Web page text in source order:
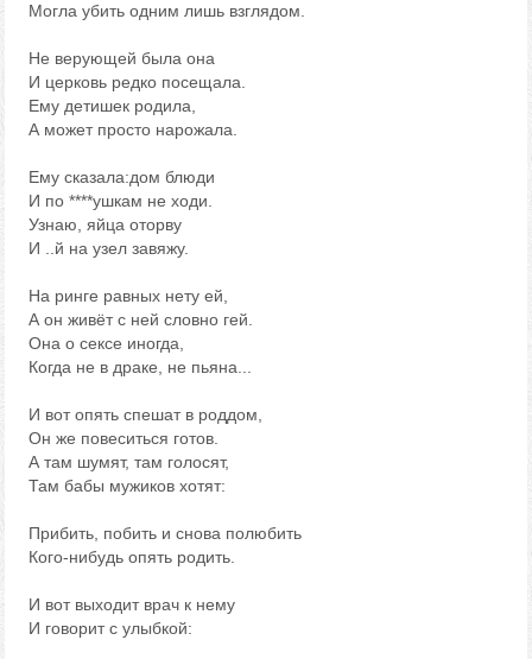
Могла убить одним лишь взглядом.
Не верующей была она
И церковь редко посещала.
Ему детишек родила,
А может просто нарожала.
Ему сказала:дом блюди
И по ****ушкам не ходи.
Узнаю, яйца оторву
И ..й на узел завяжу.
На ринге равных нету ей,
А он живёт с ней словно гей.
Она о сексе иногда,
Когда не в драке, не пьяна...
И вот опять спешат в роддом,
Он же повеситься готов.
А там шумят, там голосят,
Там бабы мужиков хотят:
Прибить, побить и снова полюбить
Кого-нибудь опять родить.
И вот выходит врач к нему
И говорит с улыбкой: